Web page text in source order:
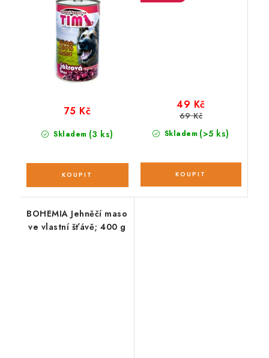
Skladem (3 ks)
75 Kč
Skladem (>5 ks)
49 Kč
69 Kč
BOHEMIA Jehněčí maso
ve vlastní šťávě; 400 g